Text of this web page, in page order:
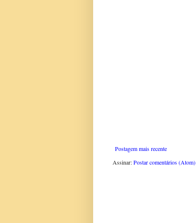
Postagem mais recente
Assinar:Postar comentários (Atom)